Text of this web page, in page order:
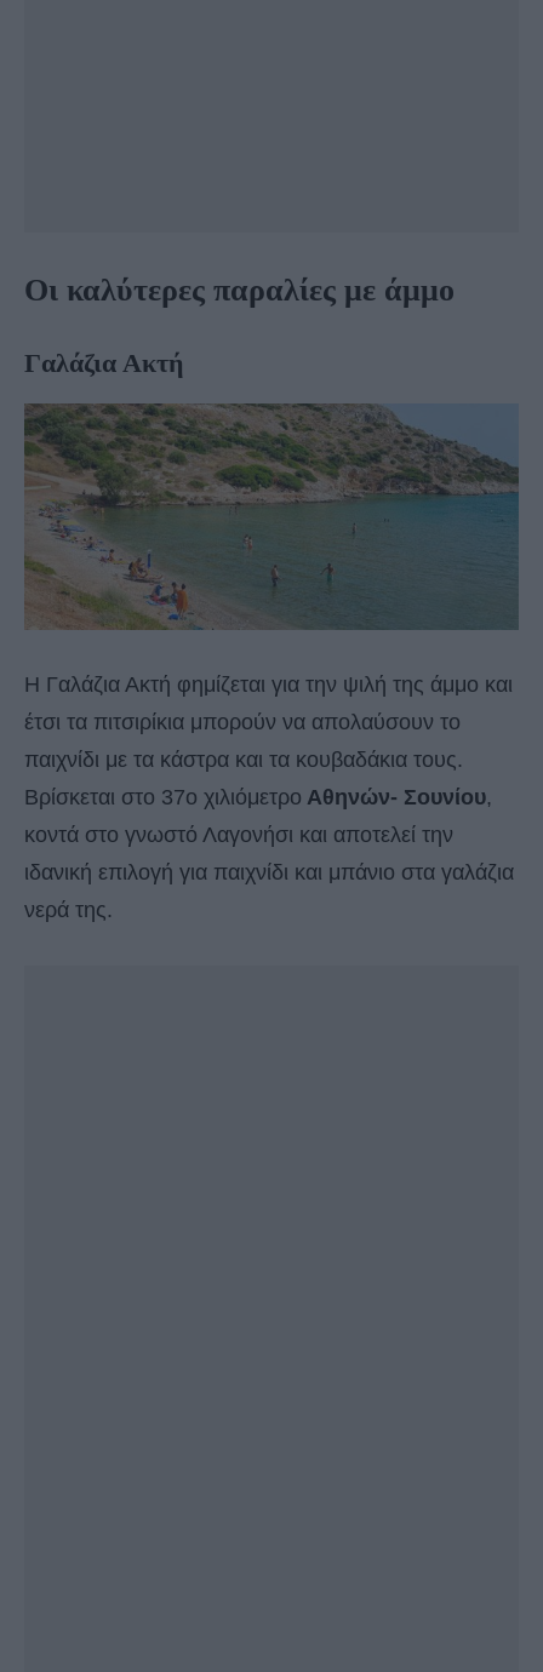
Οι καλύτερες παραλίες με άμμο
Γαλάζια Ακτή
Η Γαλάζια Ακτή φημίζεται για την ψιλή της άμμο και
έτσι τα πιτσιρίκια μπορούν να απολαύσουν το
παιχνίδι με τα κάστρα και τα κουβαδάκια τους.
Βρίσκεται στο 37ο χιλιόμετρο Αθηνών- Σουνίου,
κοντά στο γνωστό Λαγονήσι και αποτελεί την
ιδανική επιλογή για παιχνίδι και μπάνιο στα γαλάζια
νερά της.